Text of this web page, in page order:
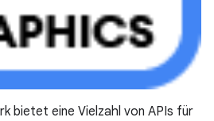
bietet eine Vielzahl von APIs für